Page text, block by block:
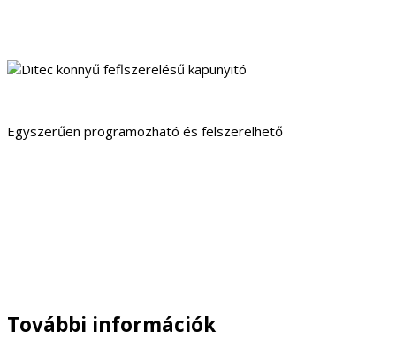
Egyszerűen programozható és felszerelhető
További információk